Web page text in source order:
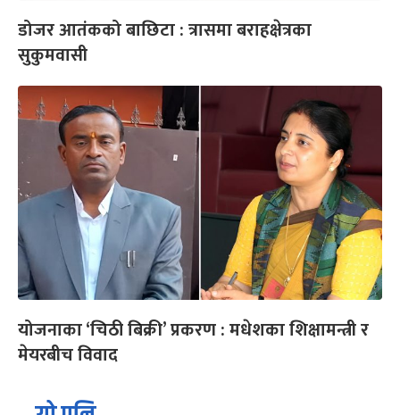
डोजर आतंकको बाछिटा : त्रासमा बराहक्षेत्रका
सुकुमवासी
योजनाका ‘चिठी बिक्री’ प्रकरण : मधेशका शिक्षामन्त्री र
मेयरबीच विवाद